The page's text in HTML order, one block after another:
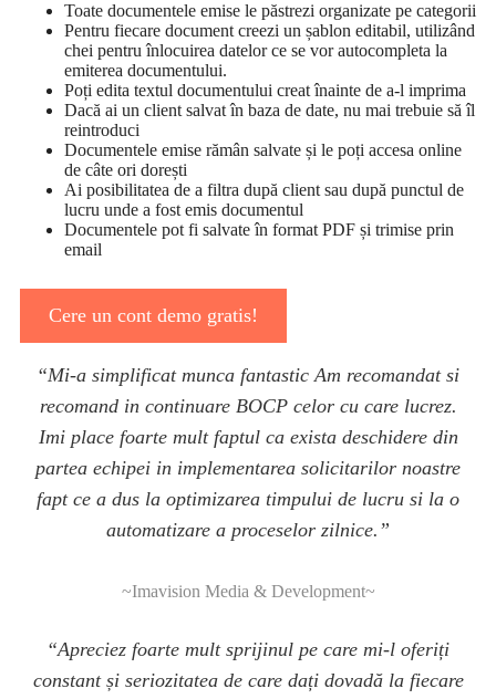
Toate documentele emise le păstrezi organizate pe categorii
Pentru fiecare document creezi un șablon editabil, utilizând
chei pentru înlocuirea datelor ce se vor autocompleta la
emiterea documentului.
Poți edita textul documentului creat înainte de a-l imprima
Dacă ai un client salvat în baza de date, nu mai trebuie să îl
reintroduci
Documentele emise rămân salvate și le poți accesa online
de câte ori dorești
Ai posibilitatea de a filtra după client sau după punctul de
lucru unde a fost emis documentul
Documentele pot fi salvate în format PDF și trimise prin
email
Cere un cont demo gratis!
“Mi-a simplificat munca fantastic Am recomandat si
recomand in continuare BOCP celor cu care lucrez.
Imi place foarte mult faptul ca exista deschidere din
partea echipei in implementarea solicitarilor noastre
fapt ce a dus la optimizarea timpului de lucru si la o
automatizare a proceselor zilnice.”
~Imavision Media & Development~
“Apreciez foarte mult sprijinul pe care mi-l oferiți
constant și seriozitatea de care dați dovadă la fiecare